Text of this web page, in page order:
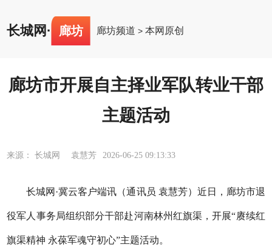
长城网 · 廊坊 廊坊频道 >本网原创
廊坊市开展自主择业军队转业干部
主题活动
来源： 长城网 袁慧芳 2026-06-25 09:13:33
长城网·冀云客户端讯（通讯员 袁慧芳）近日，廊坊市退
役军人事务局组织部分干部赴河南林州红旗渠，开展“赓续红
旗渠精神 永葆军魂守初心”主题活动。